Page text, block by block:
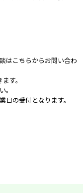
はこちらからお問い合わ
す。
。
の受付となります。